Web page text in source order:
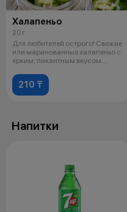
Халапеньо
20 г
Для любителей острого! Свежие
или маринованные халапеньо с
ярким, пикантным вкусом.
210 ₸
Напитки